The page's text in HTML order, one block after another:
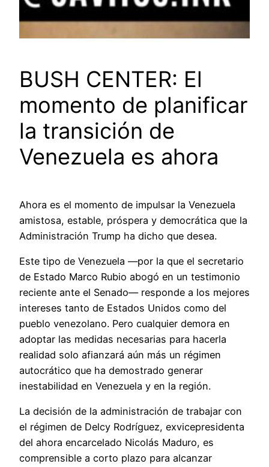
BUSH CENTER: El
momento de planificar
la transición de
Venezuela es ahora
Ahora es el momento de impulsar la Venezuela
amistosa, estable, próspera y democrática que la
Administración Trump ha dicho que desea.
Este tipo de Venezuela —por la que el secretario
de Estado Marco Rubio abogó en un testimonio
reciente ante el Senado— responde a los mejores
intereses tanto de Estados Unidos como del
pueblo venezolano. Pero cualquier demora en
adoptar las medidas necesarias para hacerla
realidad solo afianzará aún más un régimen
autocrático que ha demostrado generar
inestabilidad en Venezuela y en la región.
La decisión de la administración de trabajar con
el régimen de Delcy Rodríguez, exvicepresidenta
del ahora encarcelado Nicolás Maduro, es
comprensible a corto plazo para alcanzar